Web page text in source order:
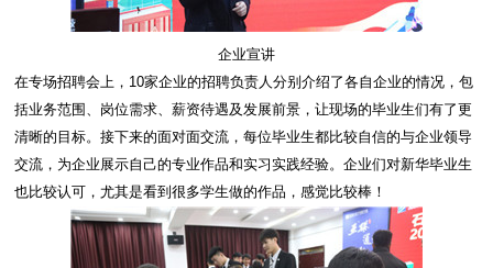
企业宣讲
在专场招聘会上，10家企业的招聘负责人分别介绍了各自企业的情况，包
括业务范围、岗位需求、薪资待遇及发展前景，让现场的毕业生们有了更
清晰的目标。接下来的面对面交流，每位毕业生都比较自信的与企业领导
交流，为企业展示自己的专业作品和实习实践经验。企业们对新华毕业生
也比较认可，尤其是看到很多学生做的作品，感觉比较棒！